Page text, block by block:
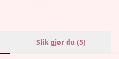
Slik gjør du (5)